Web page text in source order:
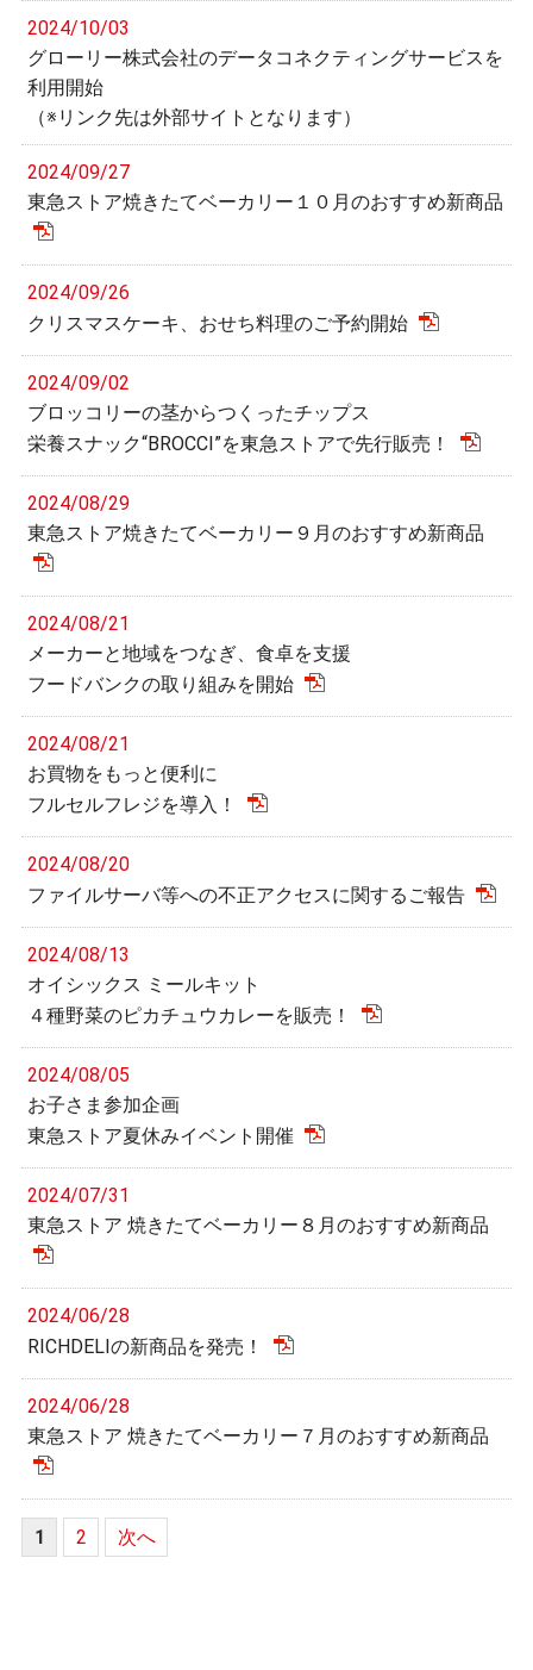
2024/10/03
グローリー株式会社のデータコネクティングサービスを
利用開始
（※リンク先は外部サイトとなります）
2024/09/27
東急ストア焼きたてベーカリー１０月のおすすめ新商品
2024/09/26
クリスマスケーキ、おせち料理のご予約開始
2024/09/02
ブロッコリーの茎からつくったチップス
栄養スナック“BROCCI”を東急ストアで先行販売！
2024/08/29
東急ストア焼きたてベーカリー９月のおすすめ新商品
2024/08/21
メーカーと地域をつなぎ、食卓を支援
フードバンクの取り組みを開始
2024/08/21
お買物をもっと便利に
フルセルフレジを導入！
2024/08/20
ファイルサーバ等への不正アクセスに関するご報告
2024/08/13
オイシックス ミールキット
４種野菜のピカチュウカレーを販売！
2024/08/05
お子さま参加企画
東急ストア夏休みイベント開催
2024/07/31
東急ストア 焼きたてベーカリー８月のおすすめ新商品
2024/06/28
RICHDELIの新商品を発売！
2024/06/28
東急ストア 焼きたてベーカリー７月のおすすめ新商品
1 2 次へ